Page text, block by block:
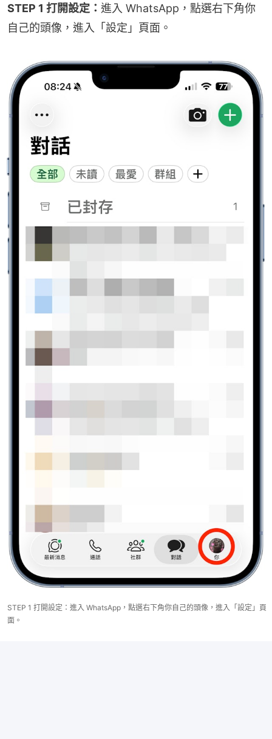
STEP 1 打開設定： 進入 WhatsApp，點選右下角你
自己的頭像，進入「設定」頁面。
STEP 1 打開設定：進入 WhatsApp，點選右下角你自己的頭像，進入「設定」頁
面。